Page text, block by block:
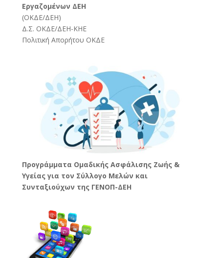
Εργαζομένων ΔΕΗ
(ΟΚΔΕ/ΔΕΗ)
Δ.Σ. ΟΚΔΕ/ΔΕΗ-ΚΗΕ
Πολιτική Απορήτου ΟΚΔΕ
Προγράμματα Ομαδικής Ασφάλισης Ζωής &
Υγείας για τον Σύλλογο Μελών και
Συνταξιούχων της ΓΕΝΟΠ-ΔΕΗ